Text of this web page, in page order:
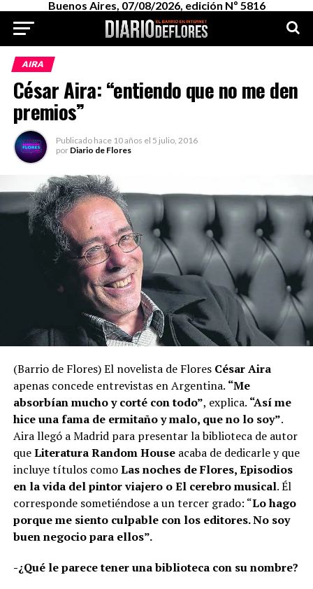
Buenos Aires, 07/08/2026, edición Nº 5816
AIRA
César Aira: “entiendo que no me den
premios”
Publicado hace 10 años el 5 julio, 2016
por Diario de Flores
(Barrio de Flores) El novelista de Flores César Aira
apenas concede entrevistas en Argentina. “Me
absorbían mucho y corté con todo”, explica. “Así me
hice una fama de ermitaño y malo, que no lo soy”.
Aira llegó a Madrid para presentar la biblioteca de autor
queLiteratura Random Houseacaba de dedicarle y que
incluye títulos comoLas noches de Flores, Episodios
en la vida del pintor viajero o El cerebro musical. Él
corresponde sometiéndose a un tercer grado: “Lo hago
porque me siento culpable con los editores. No soy
buen negocio para ellos”.
-¿Qué le parece tener una biblioteca con su nombre?